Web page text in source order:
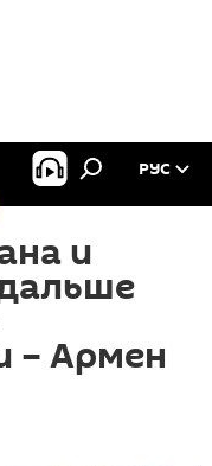
РУС
и
– Армен